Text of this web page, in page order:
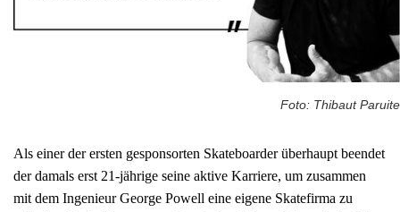
Foto: Thibaut Paruite
Als einer der ersten gesponsorten Skateboarder überhaupt beendet
der damals erst 21-jährige seine aktive Karriere, um zusammen
mit dem Ingenieur George Powell eine eigene Skatefirma zu